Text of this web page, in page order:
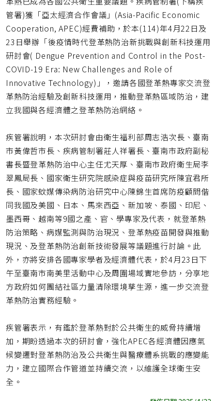
管署)獲「亞太經濟合作會議」(Asia-Pacific Economic
Cooperation, APEC)經費補助，於本(114)年4月22日及
23日舉辦「後疫情時代登革熱防治新挑戰與創新科技運用
研討會( Dengue Prevention and Control in the Post-
COVID-19 Era: New Challenges and Role of
Innovative Technology)」，邀請各國登革熱專家交流登
革熱防治經驗及創新科技運用，推動登革熱區域防治，建
立我國與各經濟體之登革熱防治網絡。
疾管署說明，本次研討會由衛生福利部周志浩次長、臺南
市黃偉哲市長、疾病管制署莊人祥署長、臺南市政府副秘
書長暨登革熱防治中心主任尤天厚、臺南市政府衛生局李
翠鳳局長、國家衛生研究院感染症與疫苗研究所陳宜君所
長、國家蚊媒傳染病防治研究中心陳錦生首席防疫顧問偕
同我國及美國、日本、馬來西亞、新加坡、泰國、印尼、
墨西哥、越南等9國之產、官、學專家及代表，就登革熱
防治策略、病媒監測與防治現況、登革熱疫苗開發與推動
現況、及登革熱防治創新技術發展等議題進行討論。此
外，亦將安排各國專家學者及經濟體代表，於4月23日下
午至臺南市南美里活動中心及周圍場域實地參訪，分享地
方政府如何團結社區力量清除環境孳生源，進一步交流登
革熱防治實務經驗。
疾管署表示，有鑑於登革熱對於公共衛生的威脅持續增
加，期盼透過本次的研討會，強化APEC各經濟體因應氣
候變遷對登革熱防治及公共衛生與醫療體系挑戰的應變能
力，建立國際合作管道並持續交流，以維護全球衛生安
全。